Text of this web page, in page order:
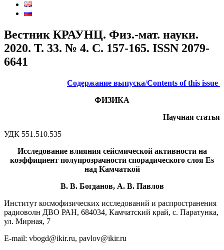
Вестник КРАУНЦ. Физ.-мат. науки.
2020. Т. 33. № 4. C. 157-165. ISSN 2079-
6641
Содержание выпуска/Contents of this issue
ФИЗИКА
Научная статья
УДК 551.510.535
Исследование влияния сейсмической активности на
коэффициент полупрозрачности спорадического слоя Es
над Kамчаткой
В. В. Богданов, А. В. Павлов
Институт космофизических исследований и распространения
радиоволн ДВО РАН, 684034, Камчатский край, c. Паратунка,
ул. Мирная, 7
E-mail: vbogd@ikir.ru, pavlov@ikir.ru